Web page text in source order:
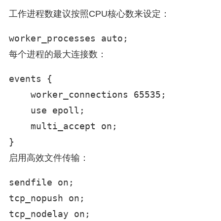
工作进程数建议按照CPU核心数来设定：
worker_processes auto;
每个进程的最大连接数：
events {
    worker_connections 65535;
    use epoll;
    multi_accept on;
}
启用高效文件传输：
sendfile on;
tcp_nopush on;
tcp_nodelay on;